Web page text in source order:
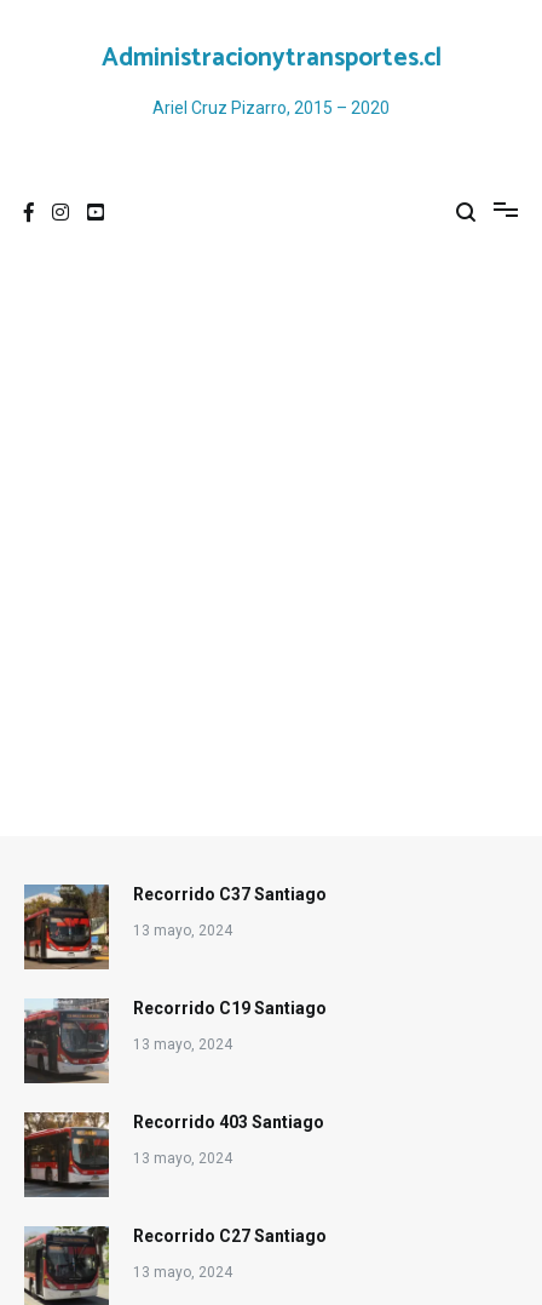
Administracionytransportes.cl
Ariel Cruz Pizarro, 2015 – 2020
Recorrido C37 Santiago
13 mayo, 2024
Recorrido C19 Santiago
13 mayo, 2024
Recorrido 403 Santiago
13 mayo, 2024
Recorrido C27 Santiago
13 mayo, 2024